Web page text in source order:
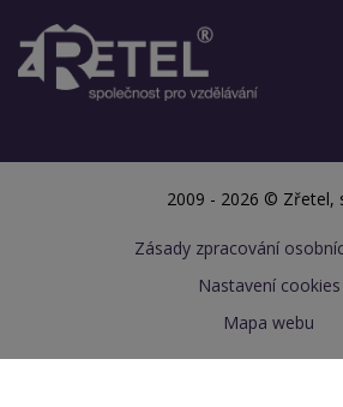
2009 - 2026 © Zřetel,
Zásady zpracování
Nastavení cookies
Mapa webu